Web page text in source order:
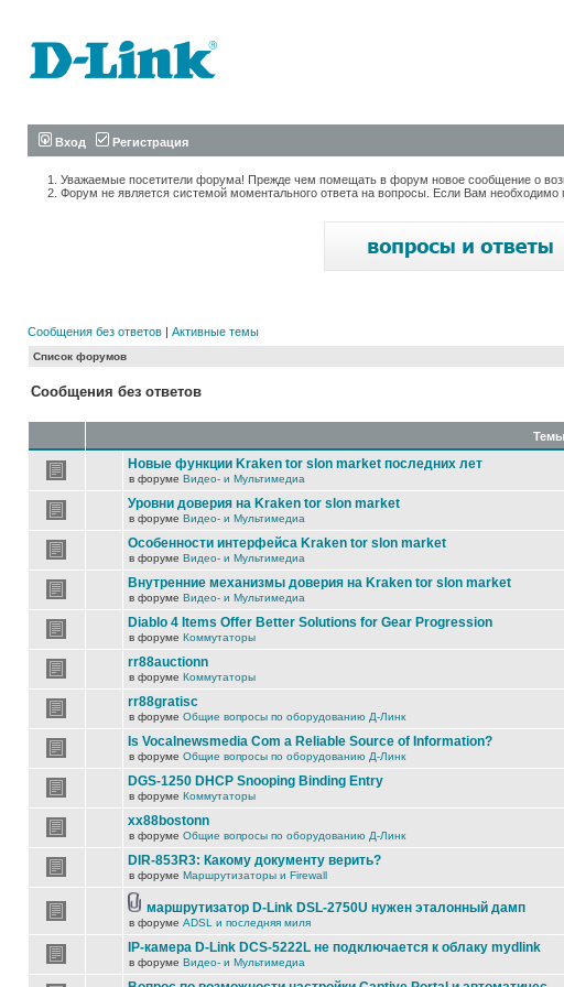
Вход Регистрация
Уважаемые посетители форума! Прежде чем помещать в форум новое сообщение о
Форум не является системой моментального ответа на вопросы. Если Вам
Сообщения без ответов | Активные темы
Список форумов
Сообщения без ответов
Темы
Новые функции Kraken tor slon market последних лет
в форуме Видео- и Мультимедиа
Уровни доверия на Kraken tor slon market
в форуме Видео- и Мультимедиа
Особенности интерфейса Kraken tor slon market
в форуме Видео- и Мультимедиа
Внутренние механизмы доверия на Kraken tor slon market
в форуме Видео- и Мультимедиа
Diablo 4 Items Offer Better Solutions for Gear Progression
в форуме Коммутаторы
rr88auctionn
в форуме Коммутаторы
rr88gratisc
в форуме Общие вопросы по оборудованию Д-Линк
Is Vocalnewsmedia Com a Reliable Source of Information?
в форуме Общие вопросы по оборудованию Д-Линк
DGS-1250 DHCP Snooping Binding Entry
в форуме Коммутаторы
xx88bostonn
в форуме Общие вопросы по оборудованию Д-Линк
DIR-853R3: Какому документу верить?
в форуме Маршрутизаторы и Firewall
маршрутизатор D-Link DSL-2750U нужен эталонный дамп
в форуме ADSL и последняя миля
IP-камера D-Link DCS-5222L не подключается к облаку mydlink
в форуме Видео- и Мультимедиа